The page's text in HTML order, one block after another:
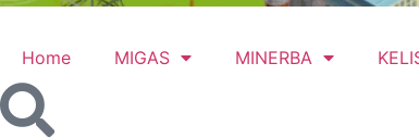
Home MIGAS MINERBA